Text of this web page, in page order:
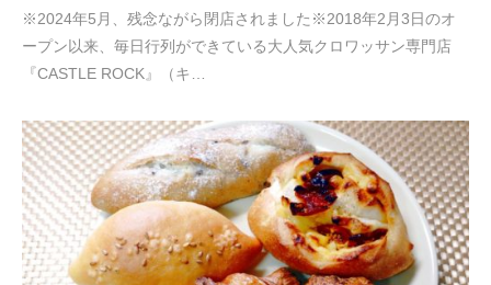
※2024年5月、残念ながら閉店されました※2018年2月3日のオ
ープン以来、毎日行列ができている大人気クロワッサン専門店
『CASTLE ROCK』（キ…